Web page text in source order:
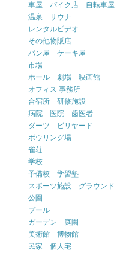
車屋 バイク店 自転車屋
温泉 サウナ
レンタルビデオ
その他物販店
パン屋 ケーキ屋
市場
ホール 劇場 映画館
オフィス 事務所
合宿所 研修施設
病院 医院 歯医者
ダーツ ビリヤード
ボウリング場
雀荘
学校
予備校 学習塾
スポーツ施設 グラウンド
公園
プール
ガーデン 庭園
美術館 博物館
民家 個人宅